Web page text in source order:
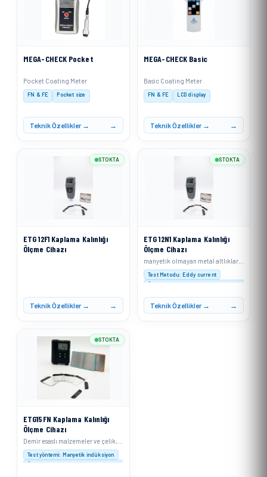
MEGA-CHECK Pocket
Pocket Coating Meter
FN & FE Pocket size
Teknik Özellikler →
MEGA-CHECK Basic
Basic Coating Meter
FN & FE LCD display
Teknik Özellikler →
ETG 12F1 Kaplama Kalınlığı
Ölçme Cihazı
Teknik Özellikler →
STOKTA
ETG 12N1 Kaplama Kalınlığı
Ölçme Cihazı
Test Metodu: Eddy current
Ölçüm Aralığı : 0-1250 µm (0-50 mil)
Teknik Özellikler →
STOKTA
ETG15FN Kaplama Kalınlığı
Ölçme Cihazı
Test yöntemi: Manyetik indüksiyon
Ölçüm aralığı : 0–1500 μm (0–60 mil)
STOKTA